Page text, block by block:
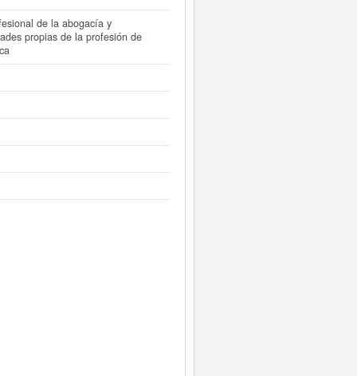
de la abogacía y
propias de la profesión de